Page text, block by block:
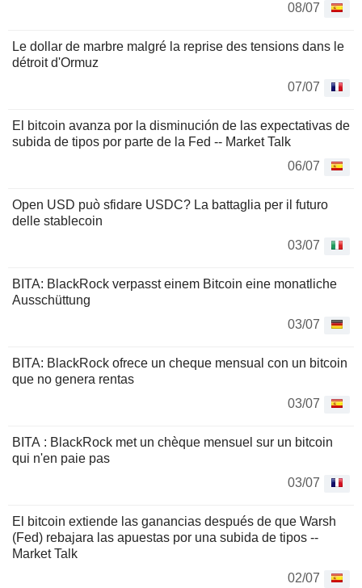
08/07
Le dollar de marbre malgré la reprise des tensions dans le
détroit d'Ormuz
07/07
El bitcoin avanza por la disminución de las expectativas de
subida de tipos por parte de la Fed -- Market Talk
06/07
Open USD può sfidare USDC? La battaglia per il futuro
delle stablecoin
03/07
BITA: BlackRock verpasst einem Bitcoin eine monatliche
Ausschüttung
03/07
BITA: BlackRock ofrece un cheque mensual con un bitcoin
que no genera rentas
03/07
BITA : BlackRock met un chèque mensuel sur un bitcoin
qui n'en paie pas
03/07
El bitcoin extiende las ganancias después de que Warsh
(Fed) rebajara las apuestas por una subida de tipos --
Market Talk
02/07